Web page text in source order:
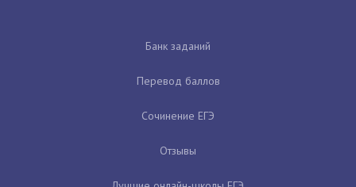
Банк заданий
Перевод баллов
Сочинение ЕГЭ
Отзывы